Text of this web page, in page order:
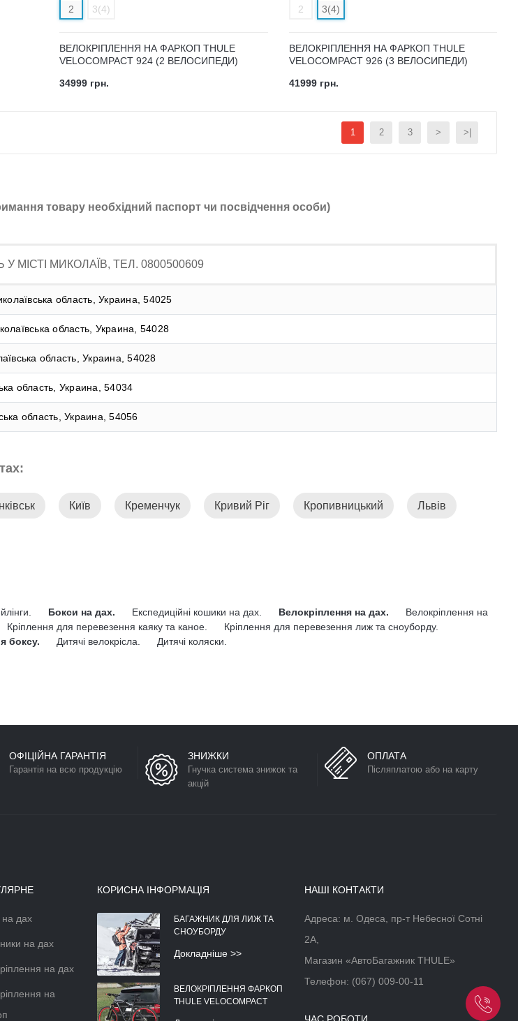
2 3(4)
ВЕЛОКРІПЛЕННЯ НА ФАРКОП THULE
VELOCOMPACT 924 (2 ВЕЛОСИПЕДИ)
34999 грн.
2 3(4)
ВЕЛОКРІПЛЕННЯ НА ФАРКОП THULE
VELOCOMPACT 926 (3 ВЕЛОСИПЕДИ)
41999 грн.
1 2 3 > >|
товару необхідний паспорт чи посвідчення особи)
МІСТІ МИКОЛАЇВ, ТЕЛ. 0800500609
область, Украина, 54025
область, Украина, 54028
область, Украина, 54028
область, Украина, 54034
область, Украина, 54056
Київ Кременчук Кривий Ріг Кропивницький Львів
Бокси на дах. Експедиційні кошики на дах. Велокріплення на дах.
Велокріплення на
Кріплення для перевезення каяку та каное.
Кріплення для перевезення лиж та сноуборду.
боксу. Дитячі велокрісла. Дитячі коляски.
ОФІЦІЙНА ГАРАНТІЯ
Гарантія на всю продукцію
ЗНИЖКИ
Гнучка система знижок та
акцій
ОПЛАТА
Післяплатою або на карту
на дах
на дах
на дах
на
КОРИСНА ІНФОРМАЦІЯ
БОКС НА
БАГАЖНИК ДЛЯ ЛИЖ ТА
СНОУБОРДУ
Докладніше >>
ВЕЛОКРІПЛЕННЯ ФАРКОП
THULE VELOCOMPACT
АЕРОДИНАМІЧНІЙ БОКС НА
НАШІ КОНТАКТИ
Адреса: м. Одеса, пр-т Небесної Сотні
2А,
Магазин «АвтоБагажник THULE»
Телефон: (067) 009-00-11